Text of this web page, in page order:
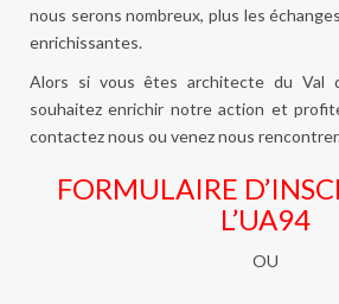
nous serons nombreux, plus les
enrichissantes.
Alors si vous êtes architecte du Val
souhaitez enrichir notre action et
contactez nous ou venez nous
FORMULAIRE
L’UA94
OU